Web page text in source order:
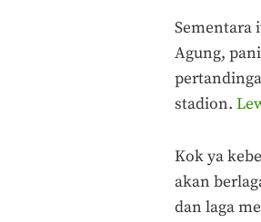
Sementara
Agung,
stadion.
Kok ya
akan
dan laga